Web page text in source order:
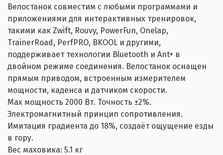
Велостанок совместим с любыми программами и
приложениями для интерактивных тренировок,
такими как Zwift, Rouvy, PowerFun, Onelap,
TrainerRoad, PerfPRO, BKOOL и другими,
поддерживает технологии Bluetooth и Ant+ в
двойном режиме соединения. Велостанок оснащен
прямым приводом, встроенным измерителем
мощности, каденса и датчиком скорости.
Max мощность 2000 Вт. Точность ±2%.
Электромагнитный принцип сопротивления.
Имитация градиента до 18%, создаёт ощущение езды
в гору.
Вес маховика: 5.1 кг